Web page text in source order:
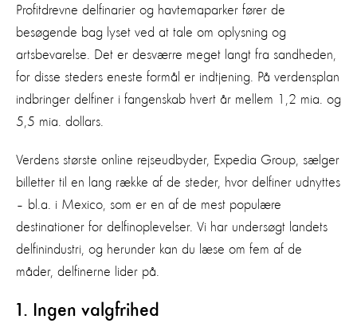
Profitdrevne delfinarier og havtemaparker fører de
besøgende bag lyset ved at tale om oplysning og
artsbevarelse. Det er desværre meget langt fra sandheden,
for disse steders eneste formål er indtjening. På verdensplan
indbringer delfiner i fangenskab hvert år mellem 1,2 mia. og
5,5 mia. dollars.
Verdens største online rejseudbyder, Expedia Group, sælger
billetter til en lang række af de steder, hvor delfiner udnyttes
– bl.a. i Mexico, som er en af de mest populære
destinationer for delfinoplevelser. Vi har undersøgt landets
delfinindustri, og herunder kan du læse om fem af de
måder, delfinerne lider på.
1. Ingen valgfrihed